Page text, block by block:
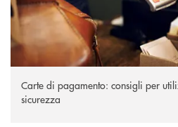
Carte di pagamento: consigli per
sicurezza